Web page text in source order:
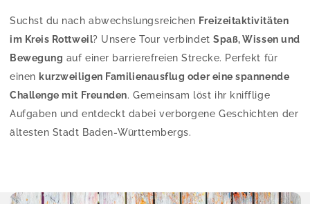
Suchst du nach abwechslungsreichen Freizeitaktivitäten
im Kreis Rottweil? Unsere Tour verbindet Spaß, Wissen und
Bewegung auf einer barrierefreien Strecke. Perfekt für
einen kurzweiligen Familienausflug oder eine spannende
Challenge mit Freunden. Gemeinsam löst ihr knifflige
Aufgaben und entdeckt dabei verborgene Geschichten der
ältesten Stadt Baden-Württembergs.